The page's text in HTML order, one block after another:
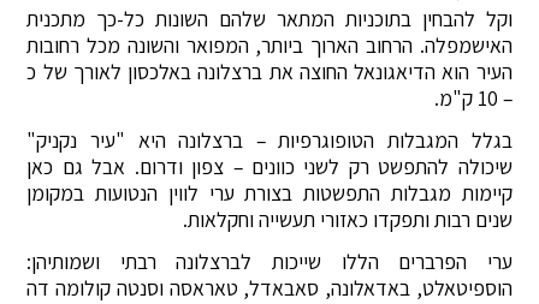
וקל להבחין בתוכניות המתאר שלהם השונות כל-כך מתכנית
האישמפלה. הרחוב הארוך ביותר, המפואר והשונה מכל רחובות
העיר הוא הדיאגונאל החוצה את ברצלונה באלכסון לאורך של כ
– 10 ק"מ.
בגלל המגבלות הטופוגרפיות – ברצלונה היא "עיר נקניק"
שיכולה להתפשט רק לשני כוונים – צפון ודרום. אבל גם כאן
קיימות מגבלות התפשטות בצורת ערי לווין הנטועות במקומן
שנים רבות ותפקדו כאזורי תעשייה וחקלאות.
ערי הפרברים הללו שייכות לברצלונה רבתי ושמותיהן:
הוספיטאלט, באדאלונה, סאבאדל, טאראסה וסנטה קולומה דה